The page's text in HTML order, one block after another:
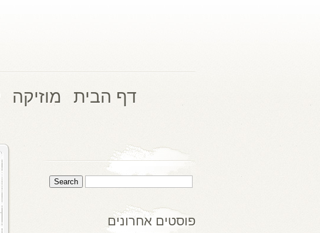
דף הבית מוזיקה
פוסטים אחרונים